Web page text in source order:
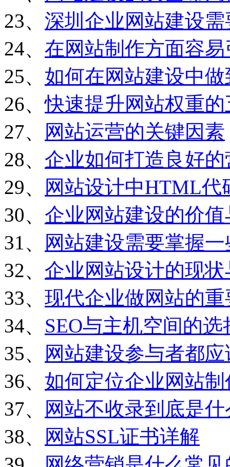
23、 深圳企业网站建设
24、 在网站制作方面容
25、 如何在网站建设中
26、快速提升网站权重
27、
网站运营的关键因素
28、 企业如何打造良好
29、
网站设计中HTML代
30、 企业网站建设的价
31、
网站建设需要掌握
32、 企业网站设计的现
33、 现代企业做网站的重
34、 SEO与主机空间的选
35、
网站建设参与者都
36、 如何定位企业网站
37、
网站不收录到底是
38、
网站SSL证书详解